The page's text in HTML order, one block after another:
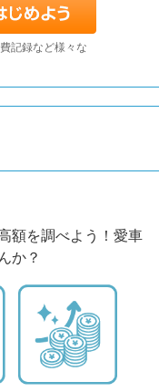
記録など様々な
額を調べよう！愛車
か？